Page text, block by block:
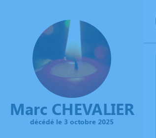
Marc CHEVALIER
décédé le 3 octobre 2025